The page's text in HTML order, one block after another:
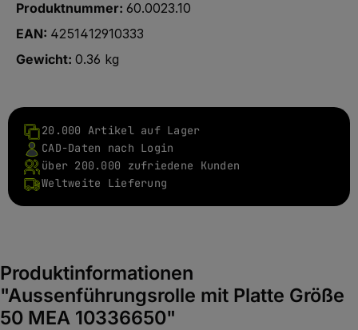
Produktnummer: 60.0023.10
EAN: 4251412910333
Gewicht: 0.36 kg
20.000 Artikel auf Lager
CAD-Daten nach Login
über 200.000 zufriedene Kunden
Weltweite Lieferung
Produktinformationen
"Aussenführungsrolle mit Platte Größe
50 MEA 10336650"